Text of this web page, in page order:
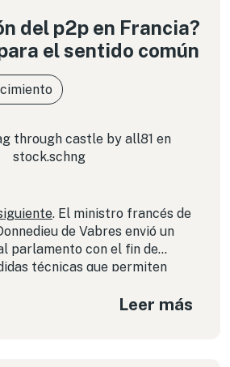
del p2p en Francia?
el sentido común
. El ministro francés de
de Vabres envió un
parlamento con el fin de
técnicas que permiten
rigurosa. Lo anterior, con el
Leer más